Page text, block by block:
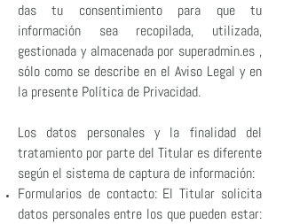
das tu consentimiento para que tu
información sea recopilada, utilizada,
gestionada y almacenada por superadmin.es ,
sólo como se describe en el Aviso Legal y en
la presente Política de Privacidad.
Los datos personales y la finalidad del
tratamiento por parte del Titular es diferente
según el sistema de captura de información:
Formularios de contacto: El Titular solicita
datos personales entre los que pueden estar: